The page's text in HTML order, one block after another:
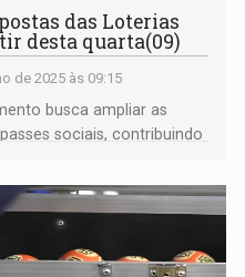
das Loterias
desta quarta(09)
de 2025 às 09:15
busca ampliar as
sociais, contribuindo